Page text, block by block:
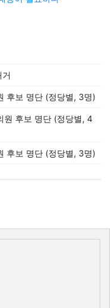
후보 명단 (정당별, 3명)
원 후보 명단 (정당별, 4
후보 명단 (정당별, 3명)